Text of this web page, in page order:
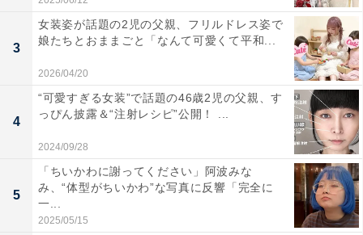
3
女装姿が話題の2児の父親、フリルドレス姿で
娘たちとおままごと「なんて可愛くて平和...
2026/04/20
4
“可愛すぎる女装”で話題の46歳2児の父親、す
っぴん披露＆“注射レシピ”公開！ ...
2024/09/28
5
「ちいかわに謝ってください」阿波みな
み、“体型がちいかわ”な写真に反響「完全に
一...
2025/05/15